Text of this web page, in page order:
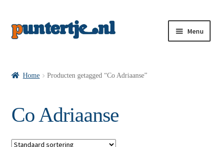
Menu
Home Producten getagged “Co Adriaanse”
Co Adriaanse